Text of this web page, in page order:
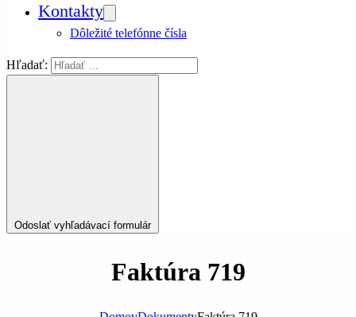
Kontakty
Dôležité telefónne čísla
Hľadať:
Odoslať vyhľadávací formulár
Faktúra 719